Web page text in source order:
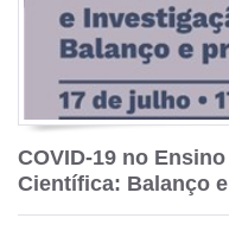
COVID-19 no
Científica: Balanço